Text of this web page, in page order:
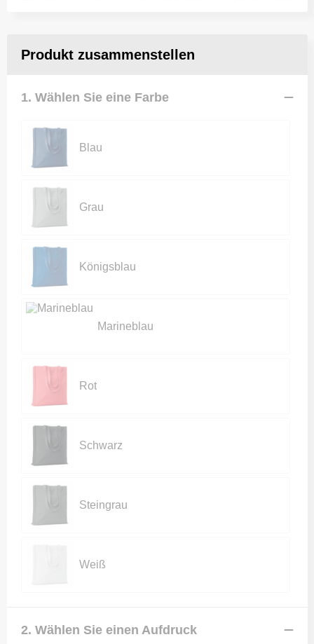
Produkt zusammenstellen
1. Wählen Sie eine Farbe
Blau
Grau
Königsblau
Marineblau
Rot
Schwarz
Steingrau
Weiß
2. Wählen Sie einen Aufdruck